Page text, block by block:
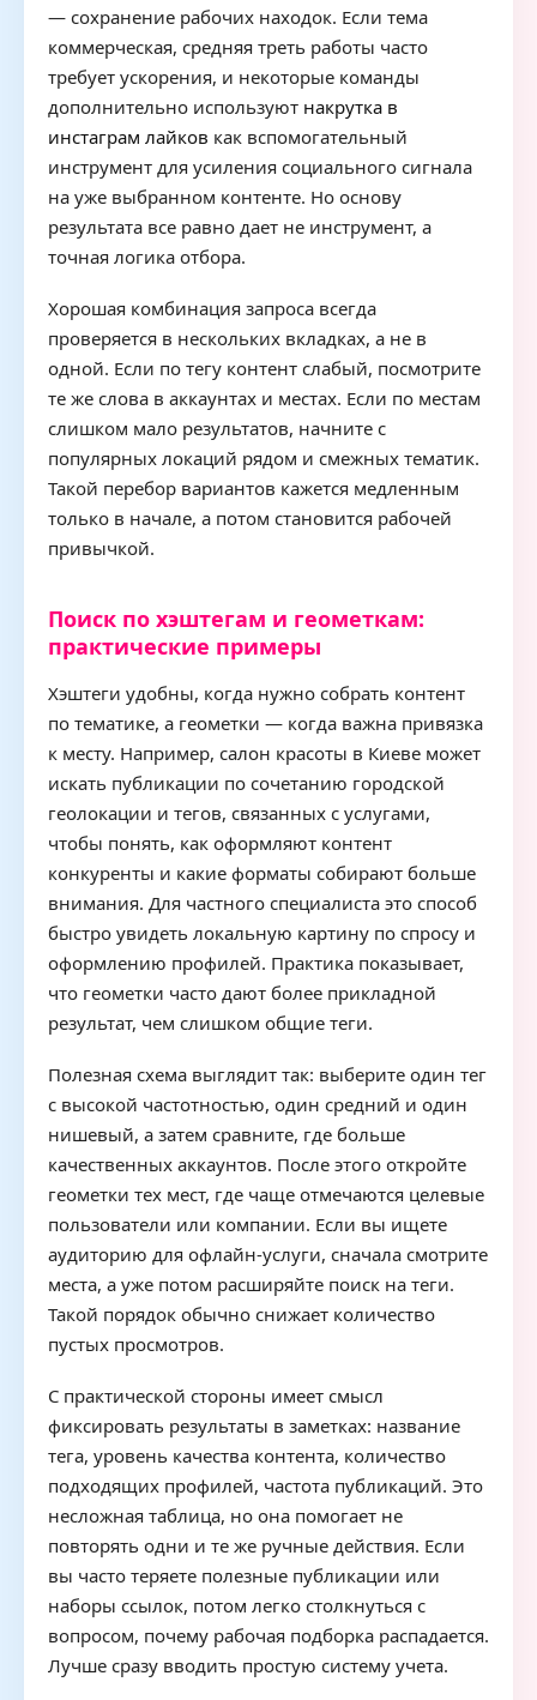
— сохранение рабочих находок. Если тема
коммерческая, средняя треть работы часто
требует ускорения, и некоторые команды
дополнительно используют накрутка в
инстаграм лайков как вспомогательный
инструмент для усиления социального сигнала
на уже выбранном контенте. Но основу
результата все равно дает не инструмент, а
точная логика отбора.
Хорошая комбинация запроса всегда
проверяется в нескольких вкладках, а не в
одной. Если по тегу контент слабый, посмотрите
те же слова в аккаунтах и местах. Если по местам
слишком мало результатов, начните с
популярных локаций рядом и смежных тематик.
Такой перебор вариантов кажется медленным
только в начале, а потом становится рабочей
привычкой.
Поиск по хэштегам и геометкам:
практические примеры
Хэштеги удобны, когда нужно собрать контент
по тематике, а геометки — когда важна привязка
к месту. Например, салон красоты в Киеве может
искать публикации по сочетанию городской
геолокации и тегов, связанных с услугами,
чтобы понять, как оформляют контент
конкуренты и какие форматы собирают больше
внимания. Для частного специалиста это способ
быстро увидеть локальную картину по спросу и
оформлению профилей. Практика показывает,
что геометки часто дают более прикладной
результат, чем слишком общие теги.
Полезная схема выглядит так: выберите один тег
с высокой частотностью, один средний и один
нишевый, а затем сравните, где больше
качественных аккаунтов. После этого откройте
геометки тех мест, где чаще отмечаются целевые
пользователи или компании. Если вы ищете
аудиторию для офлайн-услуги, сначала смотрите
места, а уже потом расширяйте поиск на теги.
Такой порядок обычно снижает количество
пустых просмотров.
С практической стороны имеет смысл
фиксировать результаты в заметках: название
тега, уровень качества контента, количество
подходящих профилей, частота публикаций. Это
несложная таблица, но она помогает не
повторять одни и те же ручные действия. Если
вы часто теряете полезные публикации или
наборы ссылок, потом легко столкнуться с
вопросом, почему рабочая подборка распадается.
Лучше сразу вводить простую систему учета.